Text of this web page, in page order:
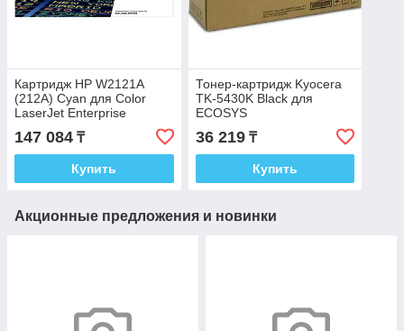
Картридж HP W2121A
(212A) Cyan для Color
LaserJet Enterprise
M554dn/M555dn/M578c
147 084 ₸
Купить
Тонер-картридж Kyocera
TK-5430K Black для
ECOSYS
PA2100cx/PA2100cwx/MA2100cfx/
1T0C0A0NL1
36 219₸
Купить
Акционные предложения и новинки